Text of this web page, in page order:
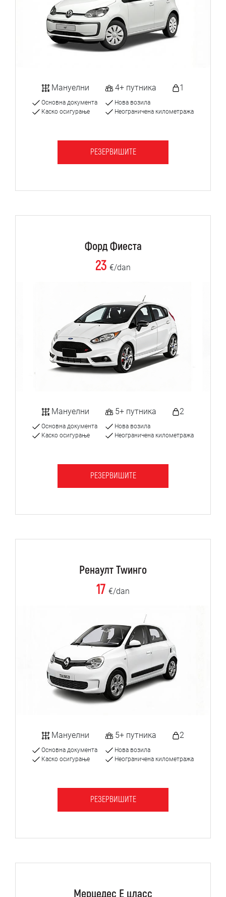
Мануелни 4+ путника 1
Основна документа
Каско осигурање
Нова возила
Неограничена километража
РЕЗЕРВИШИТЕ
Форд Фиеста
23 €/dan
Мануелни 5+ путника 2
Основна документа
Каско осигурање
Нова возила
Неограничена километража
РЕЗЕРВИШИТЕ
Ренаулт Тwинго
17 €/dan
Мануелни 5+ путника 2
Основна документа
Каско осигурање
Нова возила
Неограничена километража
РЕЗЕРВИШИТЕ
Мерцедес Е цласс